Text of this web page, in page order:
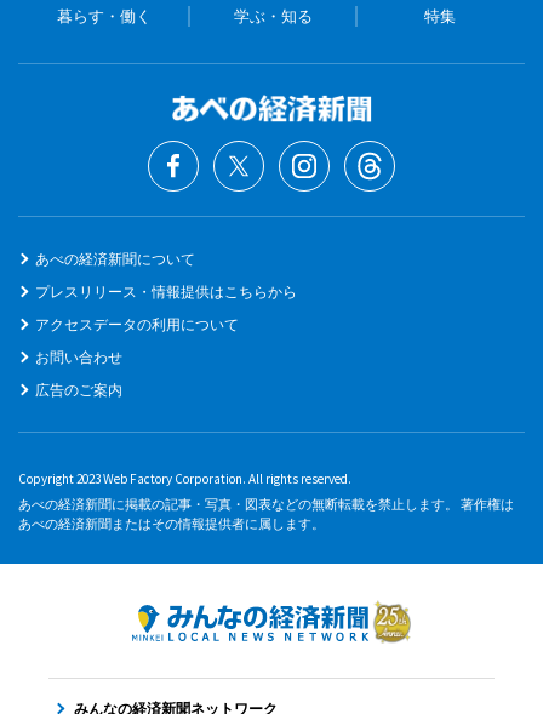
暮らす・働く 学ぶ・知る 特集
あべの経済新聞について
プレスリリース・情報提供はこちらから
アクセスデータの利用について
お問い合わせ
広告のご案内
Copyright 2023 Web Factory Corporation. All rights reserved.
あべの経済新聞に掲載の記事・写真・図表などの無断転載を禁止します。 著作権は
あべの経済新聞またはその情報提供者に属します。
みんなの経済新聞ネットワーク